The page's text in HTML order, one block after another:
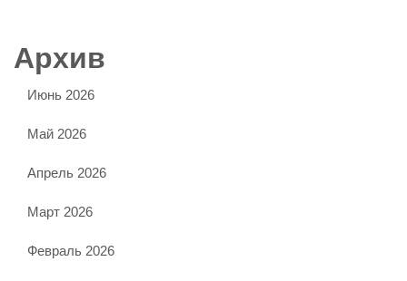
Архив
Июнь 2026
Май 2026
Апрель 2026
Март 2026
Февраль 2026